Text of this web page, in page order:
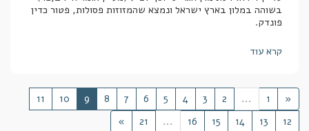
בשוהה במלון בארץ ישראל ונמצא שהמזוזות פסולות, פטור כדין
פונדק.
קרא עוד
«
1
...
2
3
4
5
6
7
8
9
10
11
12
13
14
15
16
...
21
»